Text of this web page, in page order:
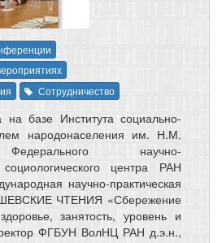
Сотрудничество
базе Института социально-
народонаселения им. Н.М.
научно-
социологического центра РАН
научно-практическая
ЧТЕНИЯ «Сбережение
занятость, уровень и
ФГБУН ВолНЦ РАН д.э.н.,